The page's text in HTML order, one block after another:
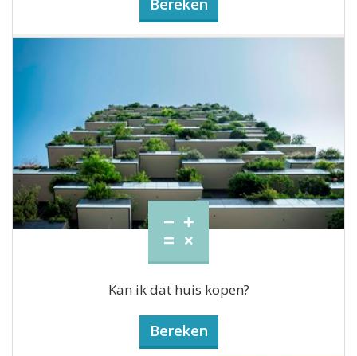
Bereken
Kan ik dat huis kopen?
Bereken